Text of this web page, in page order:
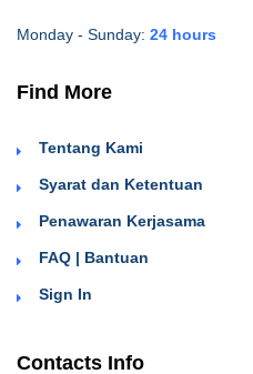
Monday - Sunday: 24 hours
Find More
Tentang Kami
Syarat dan Ketentuan
Penawaran Kerjasama
FAQ | Bantuan
Sign In
Contacts Info